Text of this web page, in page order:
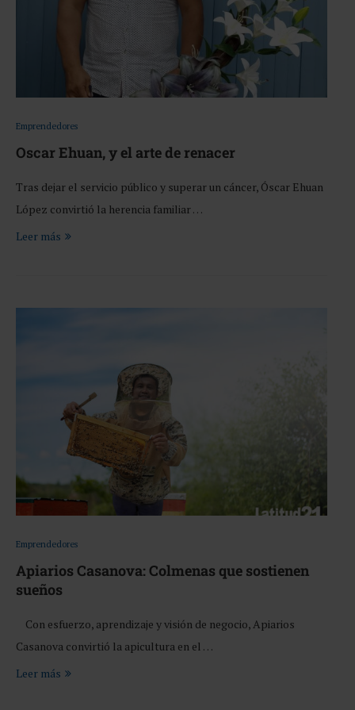
Emprendedores
Oscar Ehuan, y el arte de renacer
Tras dejar el servicio público y superar un cáncer, Óscar Ehuan
López convirtió la herencia familiar …
Leer más
Emprendedores
Apiarios Casanova: Colmenas que sostienen
sueños
Con esfuerzo, aprendizaje y visión de negocio, Apiarios
Casanova convirtió la apicultura en el …
Leer más